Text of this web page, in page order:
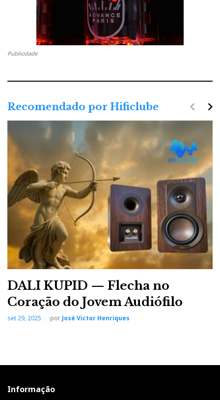
Publicidade
Recomendado por Hificlube
DALI KUPID — Flecha no
Coração do Jovem Audiófilo
set 29, 2025 por José Victor Henriques
navigate_next
navigate_before
Informação